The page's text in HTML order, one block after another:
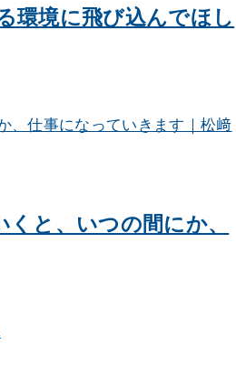
環境に飛び込んでほし
と、いつの間にか、